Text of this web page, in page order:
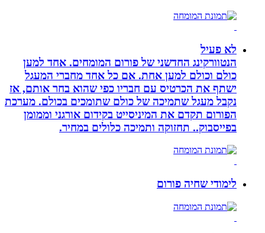
לא פעיל
הנטוורקינג החדשני של פורום המומחים. אחד למען
כולם וכולם למען אחת. אם כל אחד מחברי המעגל
ישתף את הכרטיס עם חבריו כפי שהוא בחר אותם, אז
נקבל מעגל שתמיכה של כולם שתומכים בכולם. מערכת
הפורום תקדם את המיניסייט בקידום אורגני וממומן
בפייסבוק.. תחזוקה ותמיכה כלולים במחיר.
לימודי שחיה פורום